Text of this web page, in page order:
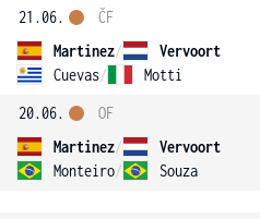
21.06.
Martinez/
Vervoort
Cuevas/ Motti
ČF
20.06.
Martinez/
Vervoort
Monteiro/ Souza
OF